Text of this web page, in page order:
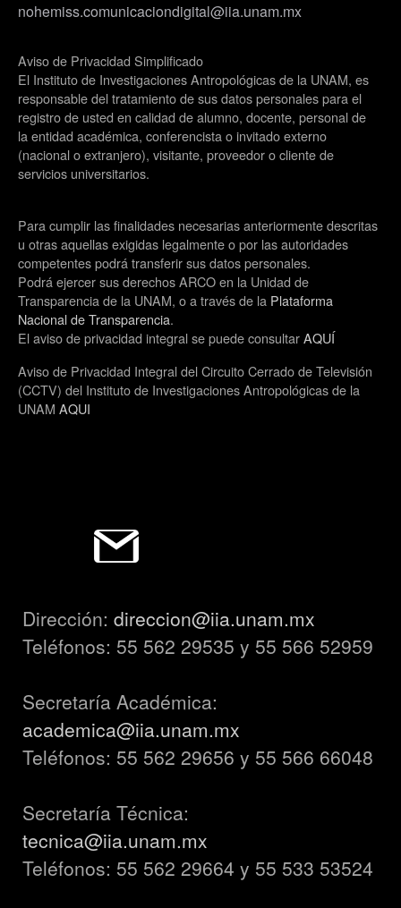
nohemiss.comunicaciondigital@iia.unam.mx
Aviso de Privacidad Simplificado
El Instituto de Investigaciones Antropológicas de la UNAM, es
responsable del tratamiento de sus datos personales para el
registro de usted en calidad de alumno, docente, personal de
la entidad académica, conferencista o invitado externo
(nacional o extranjero), visitante, proveedor o cliente de
servicios universitarios.
Para cumplir las finalidades necesarias anteriormente descritas
u otras aquellas exigidas legalmente o por las autoridades
competentes podrá transferir sus datos personales.
Podrá ejercer sus derechos ARCO en la Unidad de
Transparencia de la UNAM, o a través de la Plataforma
Nacional de Transparencia.
El aviso de privacidad integral se puede consultarAQUÍ
Aviso de Privacidad Integral del Circuito Cerrado de Televisión
(CCTV) del Instituto de Investigaciones Antropológicas de la
UNAM AQUI
Dirección: direccion@iia.unam.mx
Teléfonos: 55 562 29535 y 55 566 52959
Secretaría Académica:
academica@iia.unam.mx
Teléfonos: 55 562 29656 y 55 566 66048
Secretaría Técnica:
tecnica@iia.unam.mx
Teléfonos: 55 562 29664 y 55 533 53524